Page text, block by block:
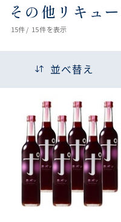
その他リキュ
15件 / 15件を表示
並べ替え